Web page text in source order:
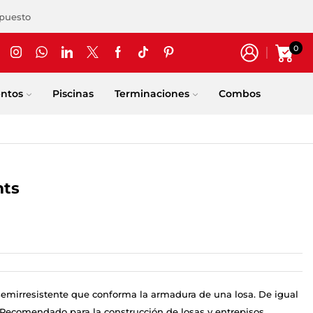
0
Piscinas Terminaciones Combos
que conforma la armadura de una losa. De igual